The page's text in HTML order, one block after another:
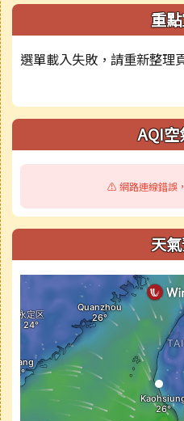
重
選單載入失敗，請重新整理
AQI空
⚠️ 網路連線錯誤
天